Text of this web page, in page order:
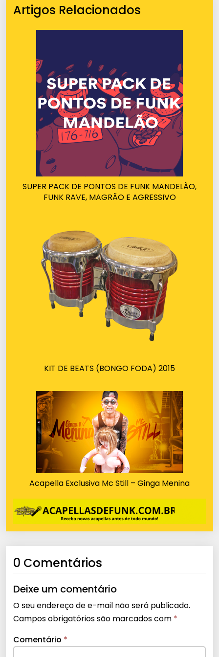
Artigos Relacionados
SUPER PACK DE PONTOS DE FUNK MANDELÃO,
FUNK RAVE, MAGRÃO E AGRESSIVO
KIT DE BEATS (BONGO FODA) 2015
Acapella Exclusiva Mc Still – Ginga Menina
0 Comentários
Deixe um comentário
O seu endereço de e-mail não será publicado.
Campos obrigatórios são marcados com *
Comentário *